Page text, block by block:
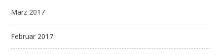
März 2017
Februar 2017